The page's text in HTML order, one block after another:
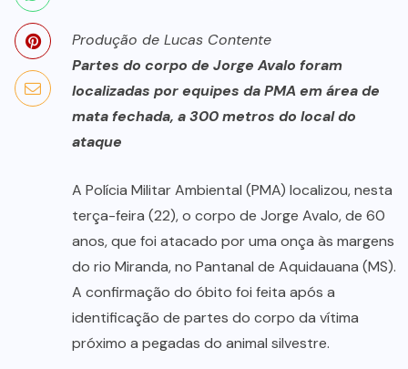
Produção de Lucas Contente
Partes do corpo de Jorge Avalo foram
localizadas por equipes da PMA em área de
mata fechada, a 300 metros do local do
ataque
A Polícia Militar Ambiental (PMA) localizou, nesta
terça-feira (22), o corpo de Jorge Avalo, de 60
anos, que foi atacado por uma onça às margens
do rio Miranda, no Pantanal de Aquidauana (MS).
A confirmação do óbito foi feita após a
identificação de partes do corpo da vítima
próximo a pegadas do animal silvestre.